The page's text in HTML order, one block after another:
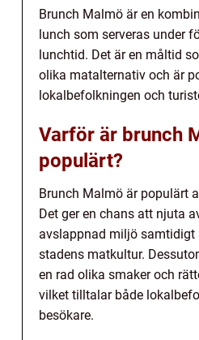
Brunch Malmö är en
lunch som serveras under
lunchtid. Det är en måltid
olika matalternativ och är
lokalbefolkningen och
Varför är brunch
populärt?
Brunch Malmö är populärt
Det ger en chans att njuta
avslappnad miljö samtidigt
stadens matkultur.
en rad olika smaker och
vilket tilltalar både
besökare.